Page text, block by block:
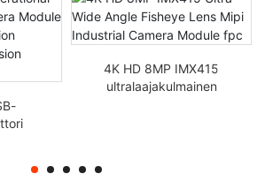
4K HD 8MP IMX415
ultralaajakulmainen